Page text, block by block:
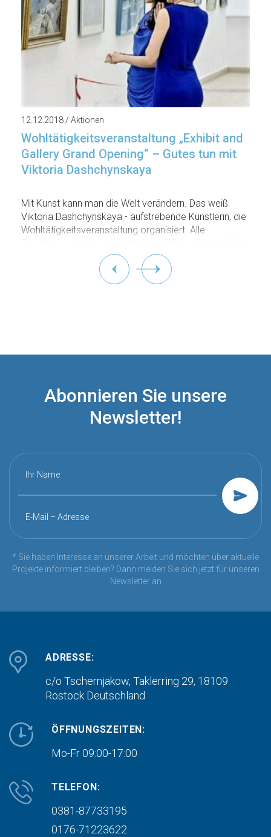
12.12.2018 / Aktionen
Wohltätigkeitsveranstaltung „Exhibit and
Gallery Grand Opening“ – Gutes tun mit
Viktoria Dashchynskaya
Mit Kunst kann man die Welt verändern. Das weiß
Viktoria Dashchynskaya - aufstrebende Künstlerin, die
Wohltätigkeitsveranstaltung organisiert. Alle
Einnahmen werden zugunsten der Waisenkinder in der
Republik Belarus als Weihnachtsgeschenk gespendet.
Abonnieren Sie unsere
Newsletter!
Ihr Name
E-Mail – Adresse
* Sie haben Interesse an unserer Arbeit und möchten über aktuelle
Projekte informiert bleiben? Dann melden Sie sich jetzt für unseren
Newsletter an
ADRESSE:
c/o Tschernjakow, Taklerring 29, 18109
Rostock Deutschland
ÖFFNUNGSZEITEN:
Mo-Fr 09:00-17:00
TELEFON:
0381-87733195
0176-71223622